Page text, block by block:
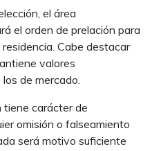
el área
el orden de prelación para
Cabe destacar
valores
de mercado.
tiene carácter de
omisión o falseamiento
será motivo suficiente